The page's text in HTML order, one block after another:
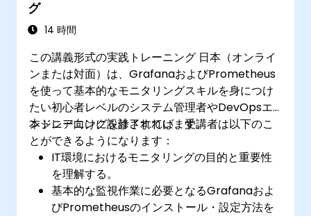
グ
14 時間
この講義形式の実践トレーニング 日本（オンライ
ンまたは対面）は、GrafanaおよびPrometheus
を使って基本的なモニタリングスキルを身につけ
たい初心者レベルのシステム管理者やDevOpsエ
ンジニア向けに設計されています。
本トレーニングを修了すれば、受講者は以下のこ
とができるようになります：
IT環境におけるモニタリングの目的と重要性
を理解する。
基本的な監視作業に必要となるGrafanaおよ
びPrometheusのインストール・設定方法を